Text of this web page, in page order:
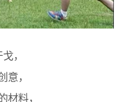
，
意，
材料，